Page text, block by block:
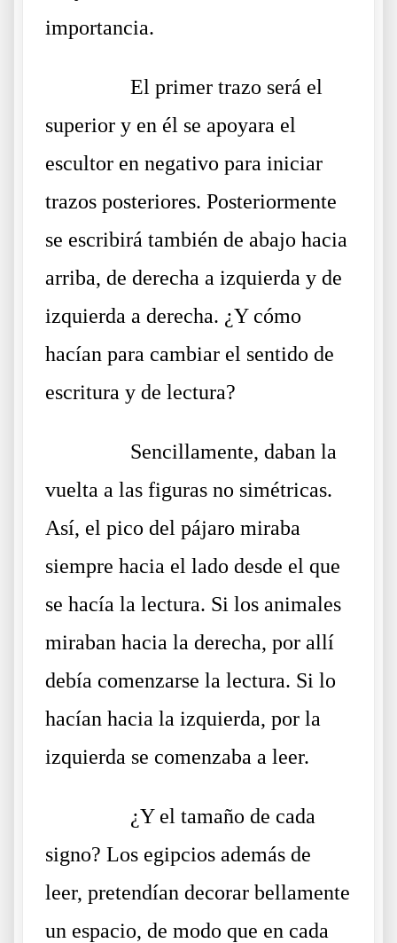
importancia.
El primer trazo será el
superior y en él se apoyara el
escultor en negativo para iniciar
trazos posteriores. Posteriormente
se escribirá también de abajo hacia
arriba, de derecha a izquierda y de
izquierda a derecha. ¿Y cómo
hacían para cambiar el sentido de
escritura y de lectura?
Sencillamente, daban la
vuelta a las figuras no simétricas.
Así, el pico del pájaro miraba
siempre hacia el lado desde el que
se hacía la lectura. Si los animales
miraban hacia la derecha, por allí
debía comenzarse la lectura. Si lo
hacían hacia la izquierda, por la
izquierda se comenzaba a leer.
¿Y el tamaño de cada
signo? Los egipcios además de
leer, pretendían decorar bellamente
un espacio, de modo que en cada